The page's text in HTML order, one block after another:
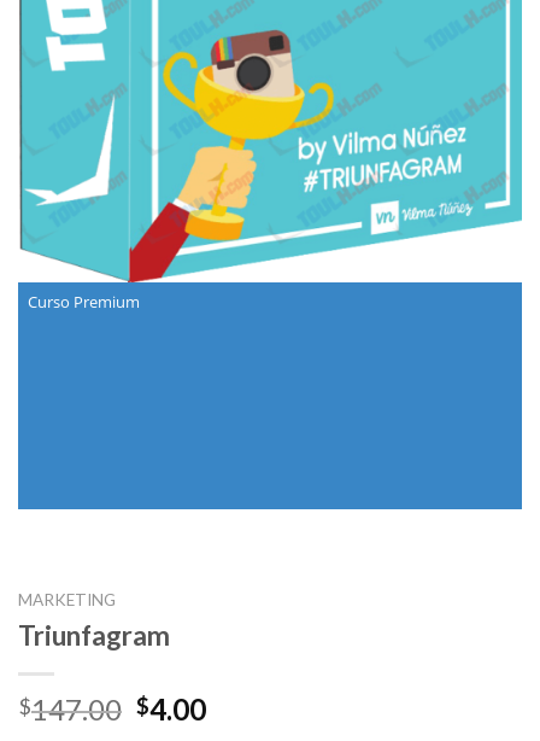
Curso Premium
MARKETING
Triunfagram
$147.00 Original
$4.00Current